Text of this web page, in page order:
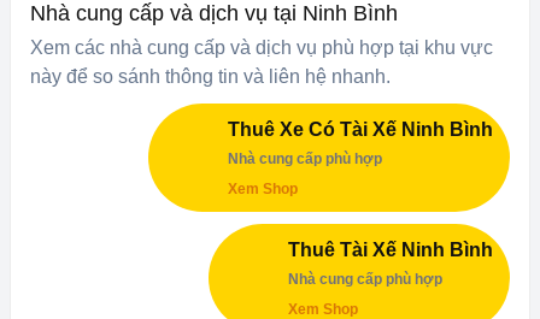
Nhà cung cấp và dịch vụ tại Ninh Bình
Xem các nhà cung cấp và dịch vụ phù hợp tại khu vực
này để so sánh thông tin và liên hệ nhanh.
Thuê Xe Có Tài Xế Ninh Bình
Nhà cung cấp phù hợp
Xem Shop
Thuê Tài Xế Ninh Bình
Nhà cung cấp phù hợp
Xem Shop